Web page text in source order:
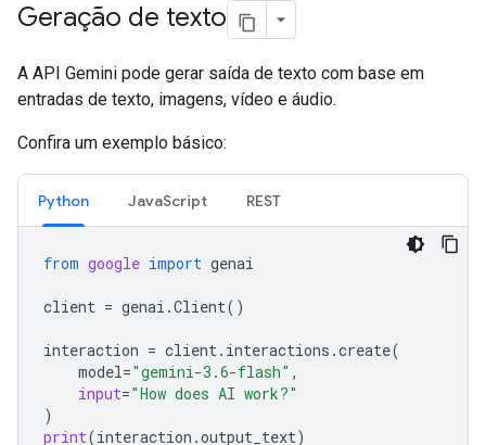
Geração de texto
A API Gemini pode gerar saída de texto com base em
entradas de texto, imagens, vídeo e áudio.
Confira um exemplo básico:
Python JavaScript REST
from google import genai
client = genai .Client()
interaction = client. interactions .create(
model="gemini-3.6-flash" ,
input="How does AI work?"
)
print(interaction .output_text)